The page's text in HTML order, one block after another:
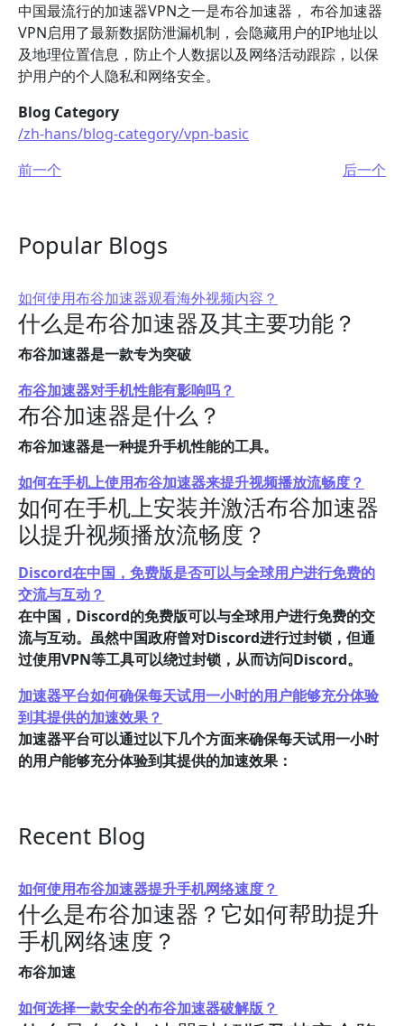
中国最流行的加速器VPN之一是布谷加速器， 布谷加速器
VPN启用了最新数据防泄漏机制，会隐藏用户的IP地址以
及地理位置信息，防止个人数据以及网络活动跟踪，以保
护用户的个人隐私和网络安全。
Blog Category
/zh-hans/blog-category/vpn-basic
前一个
后一个
Popular Blogs
如何使用布谷加速器观看海外视频内容？
什么是布谷加速器及其主要功能？
布谷加速器是一款专为突破
布谷加速器对手机性能有影响吗？
布谷加速器是什么？
布谷加速器是一种提升手机性能的工具。
如何在手机上使用布谷加速器来提升视频播放流畅度？
如何在手机上安装并激活布谷加速器
以提升视频播放流畅度？
Discord在中国，免费版是否可以与全球用户进行免费的
交流与互动？
在中国，Discord的免费版可以与全球用户进行免费的交
流与互动。虽然中国政府曾对Discord进行过封锁，但通
过使用VPN等工具可以绕过封锁，从而访问Discord。
加速器平台如何确保每天试用一小时的用户能够充分体验
到其提供的加速效果？
加速器平台可以通过以下几个方面来确保每天试用一小时
的用户能够充分体验到其提供的加速效果：
Recent Blog
如何使用布谷加速器提升手机网络速度？
什么是布谷加速器？它如何帮助提升
手机网络速度？
布谷加速
如何选择一款安全的布谷加速器破解版？